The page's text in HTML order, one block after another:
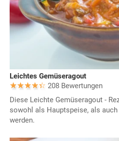
Leichtes Gemüseragout
208 Bewertungen
Diese Leichte Gemüseragout -
sowohl als Hauptspeise, als
werden.